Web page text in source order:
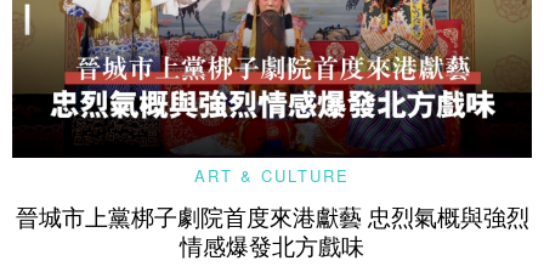
ART & CULTURE
晉城市上黨梆子劇院首度來港獻藝 忠烈氣概與強烈
情感爆發北方戲味